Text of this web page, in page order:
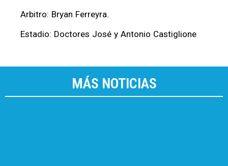
Arbitro: Bryan Ferreyra.
Estadio: Doctores José y Antonio Castiglione
MÁS NOTICIAS